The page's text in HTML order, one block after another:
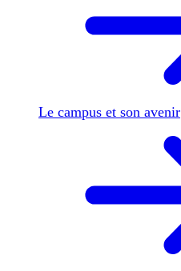
Le campus et son avenir